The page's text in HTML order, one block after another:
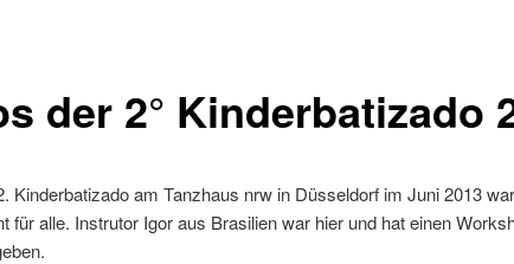
der 2° Kinderbatizado
Kinderbatizado am Tanzhaus nrw in Düsseldorf im Juni 2013
für alle. Instrutor Igor aus Brasilien war hier und hat einen